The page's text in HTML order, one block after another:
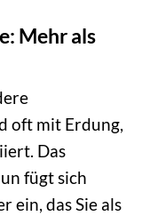
Mehr als
oft mit Erdung,
Das
fügt sich
ein, das Sie als